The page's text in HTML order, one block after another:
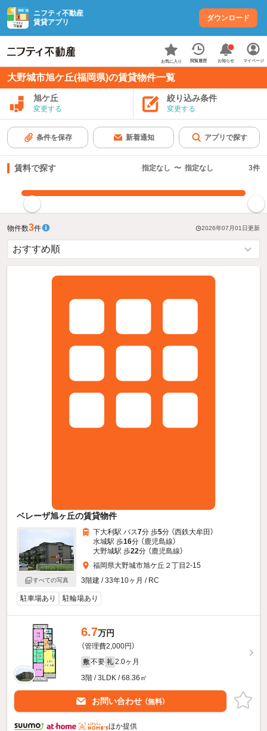
ニフティ不動産
賃貸アプリ
ダウンロード
お気に入り 閲覧履歴 お知らせ マイページ
大野城市旭ケ丘(福岡県)の賃貸物件一覧
旭ケ丘
変更する
絞り込み条件
変更する
条件を保存 新着通知 アプリで探す
賃料で探す 指定なし 〜 指定なし 3件
物件数3件 2026年07月01日更新
ベレーザ旭ヶ丘の賃貸物件
すべての写真
下大利駅 バス7分 歩5分 （西鉄大牟田）
水城駅 歩16分 （鹿児島線）
大野城駅 歩22分 （鹿児島線）
福岡県大野城市旭ケ丘２丁目2-15
3階建 / 33年10ヶ月 / RC
駐車場あり 駐輪場あり
6.7万円
（管理費2,000円）
敷 不要 礼 2.0ヶ月
3階 / 3LDK / 68.36㎡
お問い合わせ （無料）
ほか提供